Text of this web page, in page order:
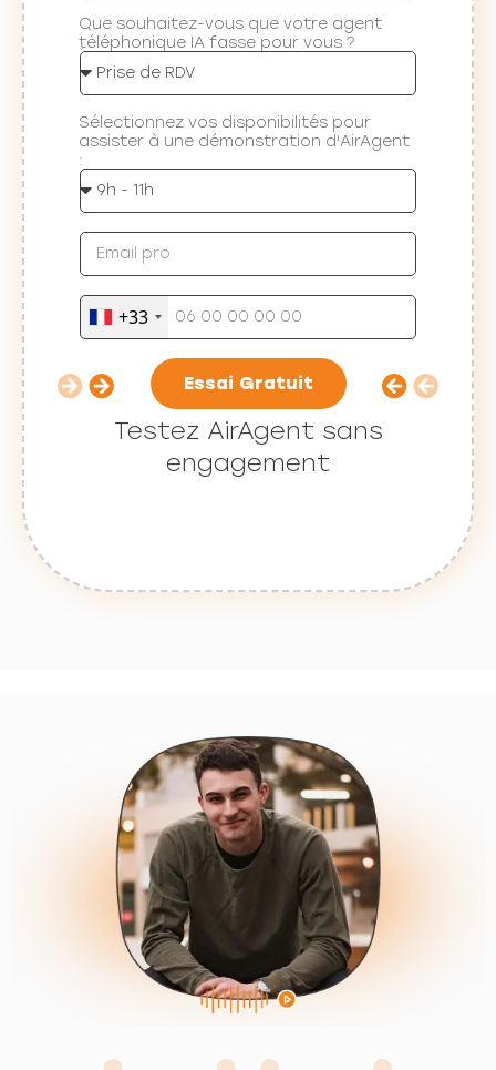
Que souhaitez-vous que votre agent
téléphonique IA fasse pour vous ?
Sélectionnez vos disponibilités pour
assister à une démonstration d'AirAgent
:
+33
Essai Gratuit
Testez AirAgent sans
engagement